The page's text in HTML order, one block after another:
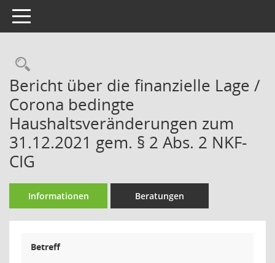
Toggle navigation
Rechercheauswahl
Bericht über die finanzielle Lage /
Corona bedingte
Haushaltsveränderungen zum
31.12.2021 gem. § 2 Abs. 2 NKF-
CIG
Informationen Beratungen
Betreff